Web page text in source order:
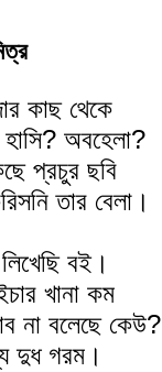
কাছ থেকে
অবহেলা?
প্রচুর ছবি
তার বেলা।
বই।
খানা কম
না বলেছে কেউ?
দুধ গরম।